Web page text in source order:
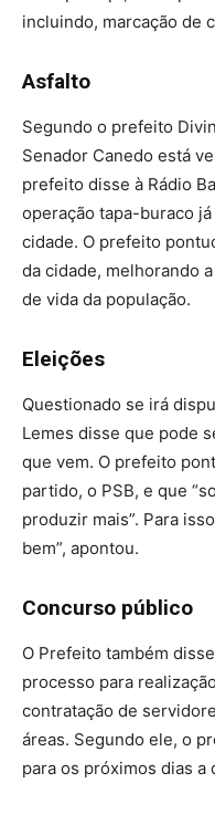
incluindo, marcação de
Asfalto
Segundo o prefeito
Senador Canedo está
prefeito disse à Rádio
operação tapa-buraco
cidade. O prefeito
da cidade, melhorando
de vida da população.
Eleições
Questionado se irá
Lemes disse que pode
que vem. O prefeito
partido, o PSB, e que
produzir mais”. Para
bem”, apontou.
Concurso público
O Prefeito também
processo para
contratação de
áreas. Segundo ele, o
para os próximos dias a